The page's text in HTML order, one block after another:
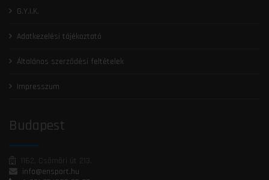
G.Y.I.K.
Adatkezelési tájékoztató
Általános szerződési feltételek
Impresszum
Budapest
1162, Csömöri út 213.
info@ensport.hu